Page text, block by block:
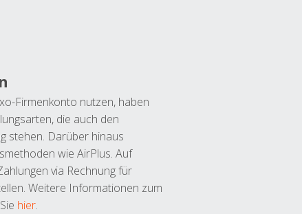
Firmenkonto nutzen, haben
die auch den
stehen. Darüber hinaus
wie AirPlus. Auf
via Rechnung für
Weitere Informationen zum
hier.